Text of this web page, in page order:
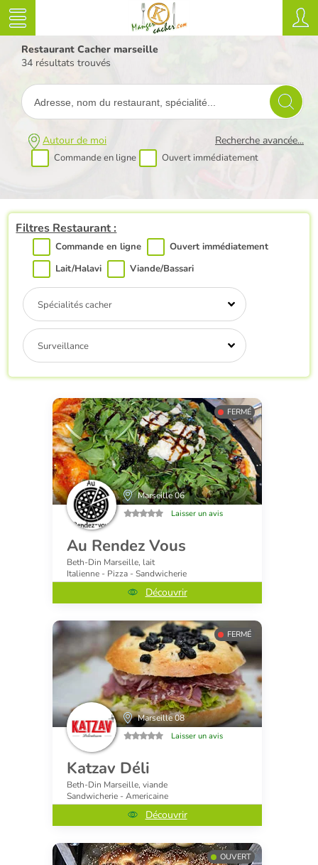
Restaurant Cacher marseille
34 résultats trouvés
Autour de moi
Commande en ligne Ouvert immédiatement
Recherche avancée...
Filtres Restaurant :
Commande en ligne
Ouvert immédiatement
Lait/Halavi
Viande/Bassari
Spécialités cacher
Surveillance
FERMÉ
Marseille 06
Laisser un avis
Au Rendez Vous
Beth-Din Marseille, lait
Italienne - Pizza - Sandwicherie
Découvrir
FERMÉ
Marseille 08
Laisser un avis
Katzav Déli
Beth-Din Marseille, viande
Sandwicherie - Americaine
Découvrir
OUVERT